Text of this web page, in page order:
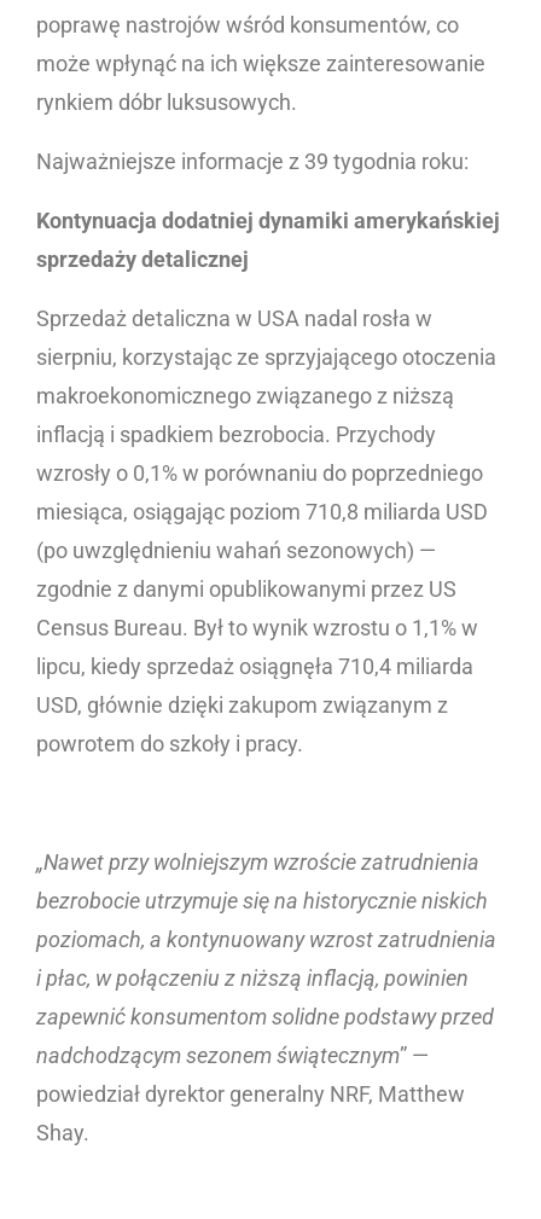
poprawę nastrojów wśród konsumentów, co
może wpłynąć na ich większe zainteresowanie
rynkiem dóbr luksusowych.
Najważniejsze informacje z 39 tygodnia roku:
Kontynuacja dodatniej dynamiki amerykańskiej
sprzedaży detalicznej
Sprzedaż detaliczna w USA nadal rosła w
sierpniu, korzystając ze sprzyjającego otoczenia
makroekonomicznego związanego z niższą
inflacją i spadkiem bezrobocia. Przychody
wzrosły o 0,1% w porównaniu do poprzedniego
miesiąca, osiągając poziom 710,8 miliarda USD
(po uwzględnieniu wahań sezonowych) —
zgodnie z danymi opublikowanymi przez US
Census Bureau. Był to wynik wzrostu o 1,1% w
lipcu, kiedy sprzedaż osiągnęła 710,4 miliarda
USD, głównie dzięki zakupom związanym z
powrotem do szkoły i pracy.
„Nawet przy wolniejszym wzroście zatrudnienia
bezrobocie utrzymuje się na historycznie niskich
poziomach, a kontynuowany wzrost zatrudnienia
i płac, w połączeniu z niższą inflacją, powinien
zapewnić konsumentom solidne podstawy przed
nadchodzącym sezonem świątecznym” —
powiedział dyrektor generalny NRF, Matthew
Shay.